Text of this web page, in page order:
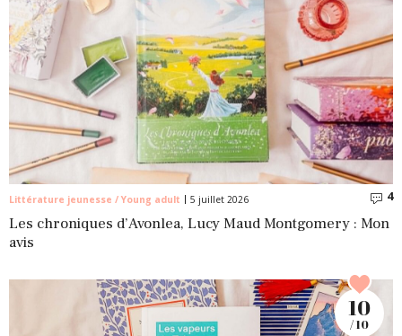
Littérature jeunesse / Young adult 5 juillet 2026 4
Les chroniques d’Avonlea, Lucy Maud Montgomery : Mon
avis
10
/ 10